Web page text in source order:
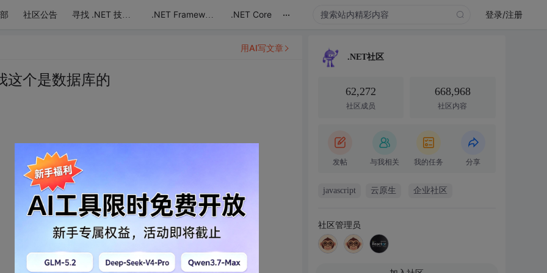
社区公告 寻找 .NET 技术达人 .NET Framework .NET Core ... 登录/注册
这个是数据库的
用AI写文章
.NET社区
62,272
社区成员
668,968
社区内容
发帖 与我相关 我的任务 分享
javascript 云原生 企业社区
社区管理员